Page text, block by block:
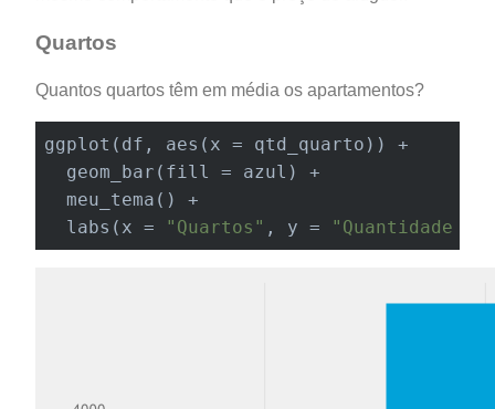
Quartos
Quantos quartos têm em média os apartamentos?
ggplot(df, aes(x = qtd_quarto)) +
  geom_bar(fill = azul) +
  meu_tema() +
labs (x = "Quartos" , y = "Quantidade